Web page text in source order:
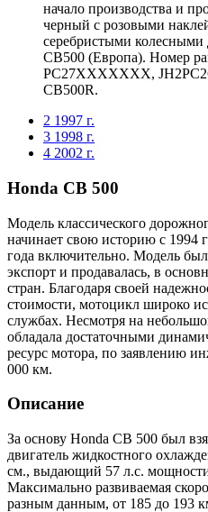
начало производства и
черный с розовыми
серебристыми
CB500 (Европа). Номер
PC27XXXXXXX,
CB500R.
2 1997 г.
3 1998 г.
4 2002 г.
Honda CB 500
Модель классического
начинает свою историю с 1994
года включительно. Модель
экспорт и продавалась, в
стран. Благодаря своей
стоимости, мотоцикл широко
службах. Несмотря на
обладала достаточными
ресурс мотора, по заявлению
000 км.
Описание
За основу Honda CB 500 был
двигатель жидкостного
см., выдающий 57 л.с.
Максимально развиваемая
разным данным, от 185 до 193